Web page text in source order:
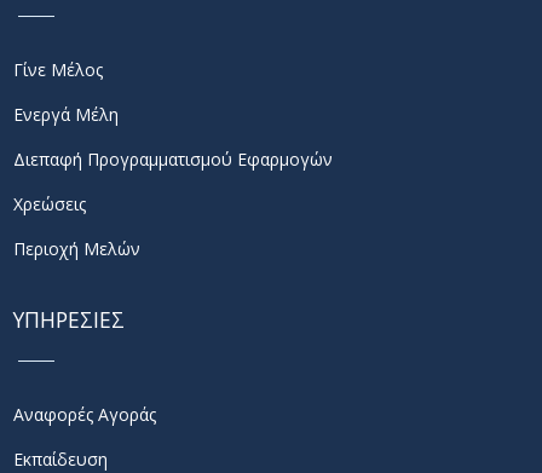
Γίνε Μέλος
Ενεργά Μέλη
Διεπαφή Προγραμματισμού Εφαρμογών
Χρεώσεις
Περιοχή Μελών
ΥΠΗΡΕΣΙΕΣ
Αναφορές Αγοράς
Εκπαίδευση